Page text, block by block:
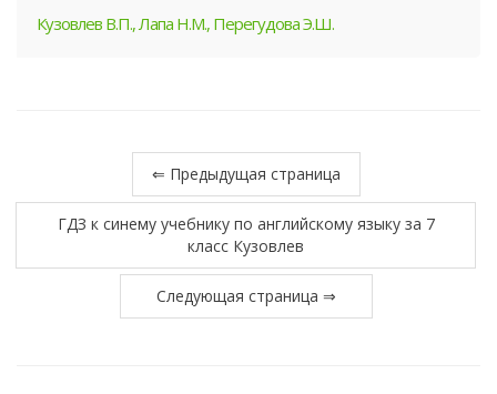
Кузовлев В.П., Лапа Н.М., Перегудова Э.Ш.
⇐ Предыдущая страница
ГДЗ к синему учебнику по английскому языку за 7
класс Кузовлев
Следующая страница ⇒